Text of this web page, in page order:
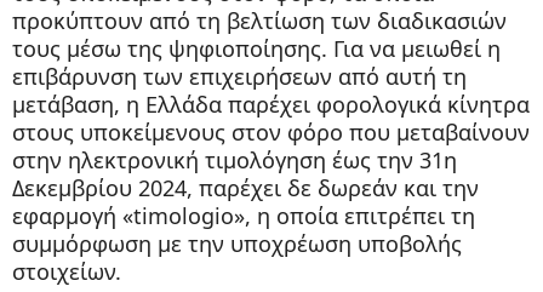
προκύπτουν από τη βελτίωση των διαδικασιών
τους μέσω της ψηφιοποίησης. Για να μειωθεί η
επιβάρυνση των επιχειρήσεων από αυτή τη
μετάβαση, η Ελλάδα παρέχει φορολογικά κίνητρα
στους υποκείμενους στον φόρο που μεταβαίνουν
στην ηλεκτρονική τιμολόγηση έως την 31η
Δεκεμβρίου 2024, παρέχει δε δωρεάν και την
εφαρμογή «timologio», η οποία επιτρέπει τη
συμμόρφωση με την υποχρέωση υποβολής
στοιχείων.